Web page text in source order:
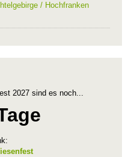
/ Hochfranken
2027 sind es noch...